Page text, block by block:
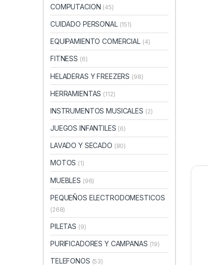
COMPUTACION (45)
CUIDADO PERSONAL (151)
EQUIPAMIENTO COMERCIAL (4)
FITNESS (6)
HELADERAS Y FREEZERS (98)
HERRAMIENTAS (112)
INSTRUMENTOS MUSICALES (2)
JUEGOS INFANTILES (6)
LAVADO Y SECADO (80)
MOTOS (1)
MUEBLES (96)
PEQUEÑOS ELECTRODOMESTICOS
(268)
PILETAS (9)
PURIFICADORES Y CAMPANAS (19)
TELEFONOS (53)